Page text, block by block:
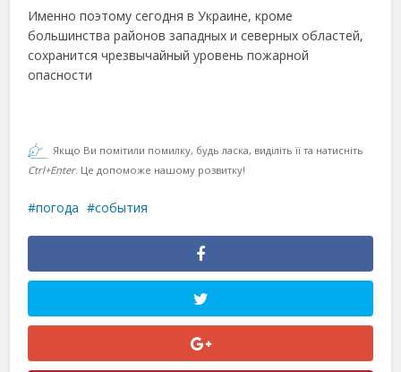
Именно поэтому сегодня в Украине, кроме
большинства районов западных и северных областей,
сохранится чрезвычайный уровень пожарной
опасности
Якщо Ви помітили помилку, будь ласка, виділіть її та натисніть
Ctrl+Enter. Це допоможе нашому розвитку!
погода события